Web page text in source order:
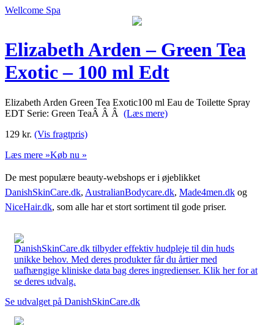
Wellcome Spa
Elizabeth Arden – Green Tea
Exotic – 100 ml Edt
Elizabeth Arden Green Tea Exotic100 ml Eau de Toilette Spray
EDT Serie: Green TeaÂ Â Â (Læs mere)
129 kr. (Vis fragtpris)
Læs mere »Køb nu »
De mest populære beauty-webshops er i øjeblikket
DanishSkinCare.dk, AustralianBodycare.dk, Made4men.dk og
NiceHair.dk, som alle har et stort sortiment til gode priser.
DanishSkinCare.dk tilbyder effektiv hudpleje til din huds
unikke behov. Med deres produkter får du årtier med
uafhængige kliniske data bag deres ingredienser. Klik her for at
se deres udvalg.
Se udvalget på DanishSkinCare.dk